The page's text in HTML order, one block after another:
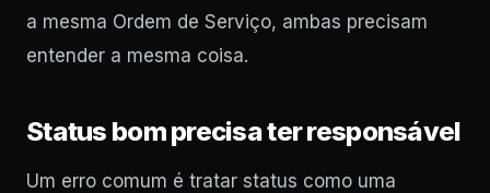
a mesma Ordem de Serviço, ambas precisam
entender a mesma coisa.
Status bom precisa ter responsável
Um erro comum é tratar status como uma